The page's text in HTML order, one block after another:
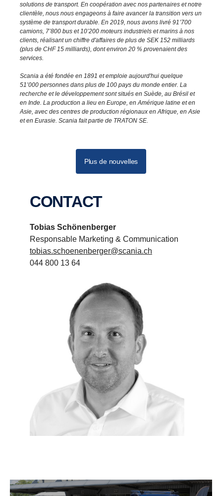
solutions de transport. En coopération avec nos partenaires et notre
clientèle, nous nous engageons à faire avancer la transition vers un
système de transport durable. En 2019, nous avons livré 91’700
camions, 7’800 bus et 10’200 moteurs industriels et marins à nos
clients, réalisant un chiffre d'affaires de plus de SEK 152 milliards
(plus de CHF 15 milliards), dont environ 20 % provenaient des
services.
Scania a été fondée en 1891 et emploie aujourd'hui quelque
51’000 personnes dans plus de 100 pays du monde entier. La
recherche et le développement sont situés en Suède, au Brésil et
en Inde. La production a lieu en Europe, en Amérique latine et en
Asie, avec des centres de production régionaux en Afrique, en Asie
et en Eurasie. Scania fait partie de TRATON SE.
Plus de nouvelles
CONTACT
Tobias Schönenberger
Responsable Marketing & Communication
tobias.schoenenberger@scania.ch
044 800 13 64